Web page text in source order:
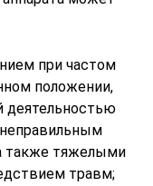
при частом
положении,
деятельностью
также тяжелыми
травм;